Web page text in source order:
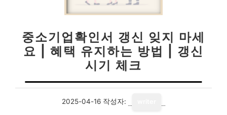
중소기업확인서 갱신 잊지 마세
요 | 혜택 유지하는 방법 | 갱신
시기 체크
2025-04-16 작성자: